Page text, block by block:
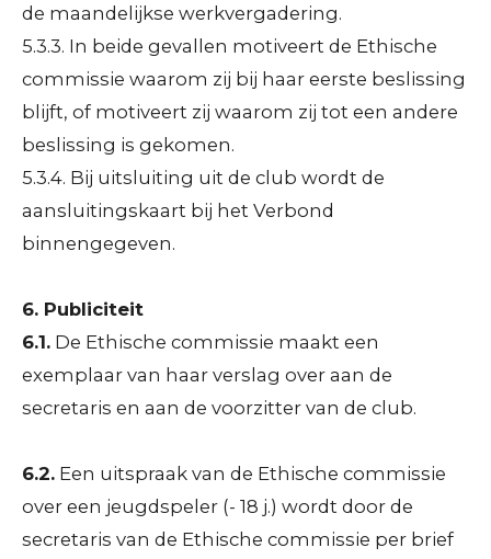
de maandelijkse werkvergadering.
5.3.3. In beide gevallen motiveert de Ethische
commissie waarom zij bij haar eerste beslissing
blijft, of motiveert zij waarom zij tot een andere
beslissing is gekomen.
5.3.4. Bij uitsluiting uit de club wordt de
aansluitingskaart bij het Verbond
binnengegeven.
6. Publiciteit
6.1. De Ethische commissie maakt een
exemplaar van haar verslag over aan de
secretaris en aan de voorzitter van de club.
6.2. Een uitspraak van de Ethische commissie
over een jeugdspeler (- 18 j.) wordt door de
secretaris van de Ethische commissie per brief